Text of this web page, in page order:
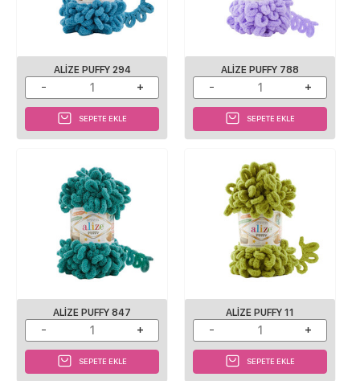
ALIZE PUFFY 294
SEPETE EKLE
ALIZE PUFFY 788
SEPETE EKLE
ALIZE PUFFY 847
SEPETE EKLE
ALIZE PUFFY 11
SEPETE EKLE